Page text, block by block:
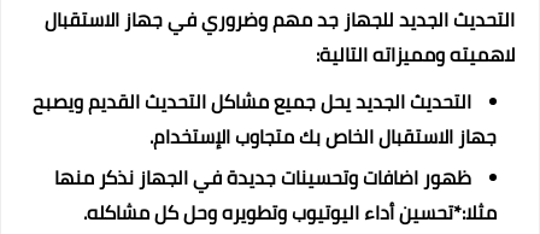
التحديث الجديد للجهاز جد مهم وضروري في جهاز الاستقبال
لاهميته ومميزاته التالية:
التحديث الجديد يحل جميع مشاكل التحديث القديم ويصبح
جهاز الاستقبال الخاص بك متجاوب الإستخدام.
ظهور اضافات وتحسينات جديدة في الجهاز نذكر منها
مثلا:*تحسين أداء اليوتيوب وتطويره وحل كل مشاكله.